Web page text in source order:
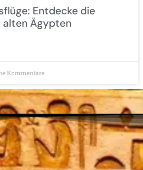
Entdecke die
alten Ägypten
Kommentare